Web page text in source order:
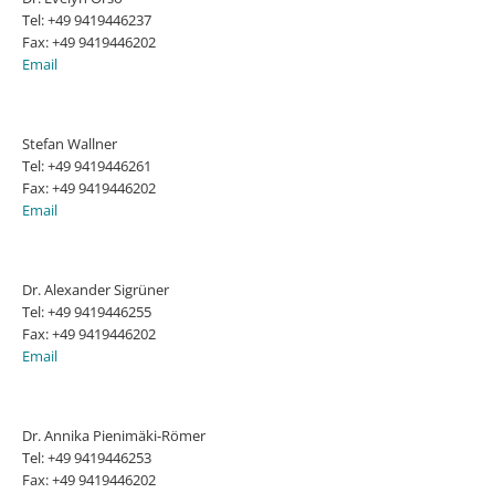
Tel: +49 9419446237
Fax: +49 9419446202
Email
Stefan Wallner
Tel: +49 9419446261
Fax: +49 9419446202
Email
Dr. Alexander Sigrüner
Tel: +49 9419446255
Fax: +49 9419446202
Email
Dr. Annika Pienimäki-Römer
Tel: +49 9419446253
Fax: +49 9419446202